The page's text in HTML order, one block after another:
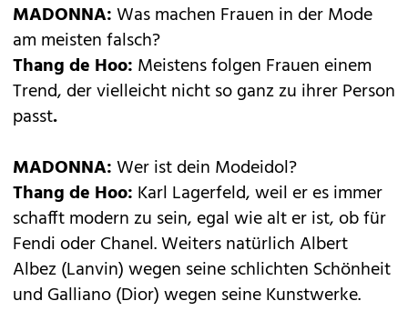
MADONNA:Was machen Frauen in der Mode
am meisten falsch?
Thang de Hoo: Meistens folgen Frauen einem
Trend, der vielleicht nicht so ganz zu ihrer Person
passt.
MADONNA:Wer ist dein Modeidol?
Thang de Hoo: Karl Lagerfeld, weil er es immer
schafft modern zu sein, egal wie alt er ist, ob für
Fendi oder Chanel. Weiters natürlich Albert
Albez (Lanvin) wegen seine schlichten Schönheit
und Galliano (Dior) wegen seine Kunstwerke.